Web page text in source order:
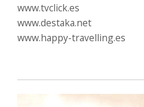
www.tvclick.es
www.destaka.net
www.happy-travelling.es